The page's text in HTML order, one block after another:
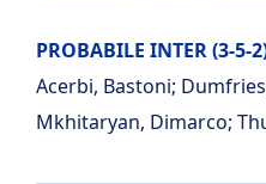
PROBABILE INTER (3-5-
Acerbi, Bastoni;
Mkhitaryan, Dimarco;